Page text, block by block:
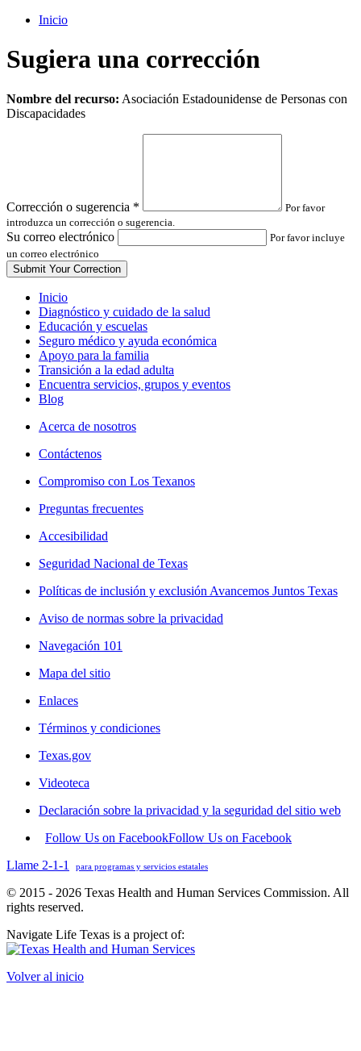
Inicio
Sugiera una corrección
Leave
this
Nombre del recurso: Asociación Estadounidense de Personas con
Discapacidades
Corrección o sugerencia *
Por favor
introduzca un corrección o sugerencia.
Su correo electrónico
Por favor incluye
un correo electrónico
Inicio
Diagnóstico y cuidado de la salud
Educación y escuelas
Seguro médico y ayuda económica
Apoyo para la familia
Transición a la edad adulta
Encuentra servicios, grupos y eventos
Blog
Acerca de nosotros
Contáctenos
Compromiso con Los Texanos
Preguntas frecuentes
Accesibilidad
Seguridad Nacional de Texas
Políticas de inclusión y exclusión Avancemos Juntos Texas
Aviso de normas sobre la privacidad
Navegación 101
Mapa del sitio
Enlaces
Términos y condiciones
Texas.gov
Videoteca
Declaración sobre la privacidad y la seguridad del sitio web
Follow Us on FacebookFollow Us on Facebook
Llame 2-1-1
para programas y servicios estatales
© 2015 - 2026 Texas Health and Human Services Commission. All
rights reserved.
Navigate Life Texas is a project of:
Volver al inicio